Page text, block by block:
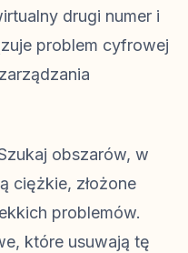
drugi numer i
problem cyfrowej
obszarów, w
ciężkie, złożone
problemów.
które usuwają tę